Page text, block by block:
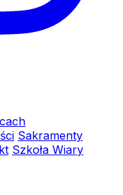
Sakramenty
Szkoła Wiary